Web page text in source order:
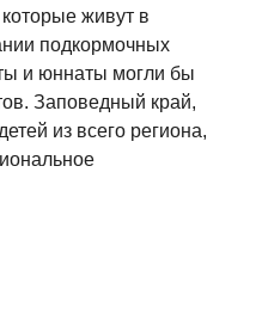
живут в
подкормочных
и юннаты могли бы
Заповедный край,
из всего региона,